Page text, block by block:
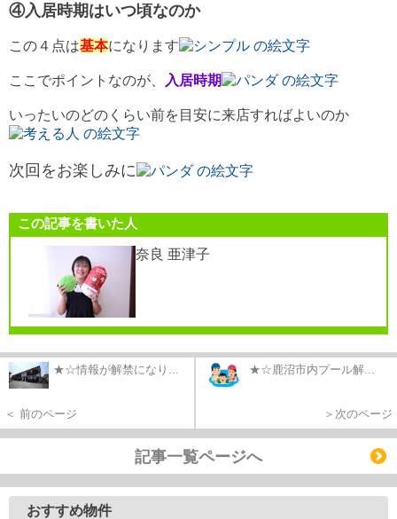
④入居時期はいつ頃なのか
この４点は基本になります
ここでポイントなのが、 入居時期
いったいのどのくらい前を目安に来店すればよいのか
次回をお楽しみに
この記事を書いた人
奈良 亜津子
★☆情報が解禁になり...
＜ 前のページ
★☆鹿沼市内プール解...
＞次のページ
記事一覧ページへ
おすすめ物件